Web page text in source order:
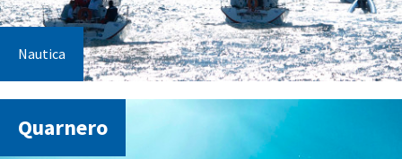
Nautica
Quarnero